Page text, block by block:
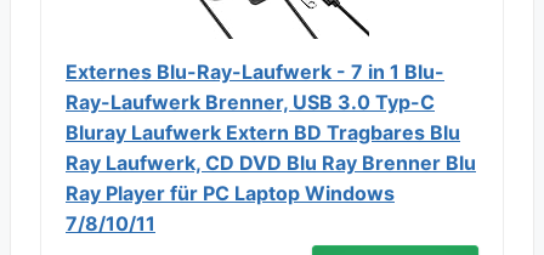
Externes Blu-Ray-Laufwerk - 7 in 1 Blu-
Ray-Laufwerk Brenner, USB 3.0 Typ-C
Bluray Laufwerk Extern BD Tragbares Blu
Ray Laufwerk, CD DVD Blu Ray Brenner Blu
Ray Player für PC Laptop Windows
7/8/10/11